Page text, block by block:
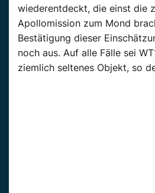
wiederentdeckt, die einst die
Apollomission zum Mond
Bestätigung dieser
noch aus. Auf alle Fälle sei
ziemlich seltenes Objekt, so